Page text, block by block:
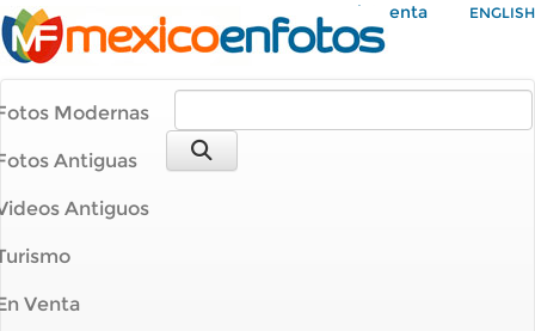
Mi Cuenta ENGLISH
Modernas
Antiguas
Antiguos
Venta